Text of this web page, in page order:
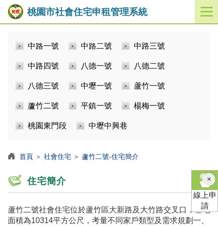
桃園市社會住宅申租管理系統
開
啟
中路一號 中路二號 中路三號
中路四號 八德一號 八德二號
八德三號 中壢一號 蘆竹一號
蘆竹二號 平鎮一號 楊梅一號
桃園東門段 中壢中興巷
首頁 ＞ 社會住宅 ＞ 蘆竹二號-住宅簡介
住宅簡介
蘆竹二號社會住宅位於蘆竹區大新路及大竹路交叉口，基地
面積為10314平方公尺，考量不同家戶類型及需求規劃一、
×關
閉
線上申
請